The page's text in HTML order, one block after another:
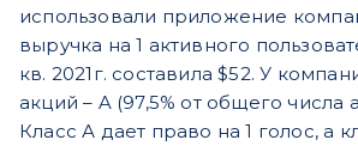
использовали приложение
выручка на 1 активного
кв. 2021г. составила $52. У
акций – A (97,5% от общего числа
Класс А дает право на 1 голос, а